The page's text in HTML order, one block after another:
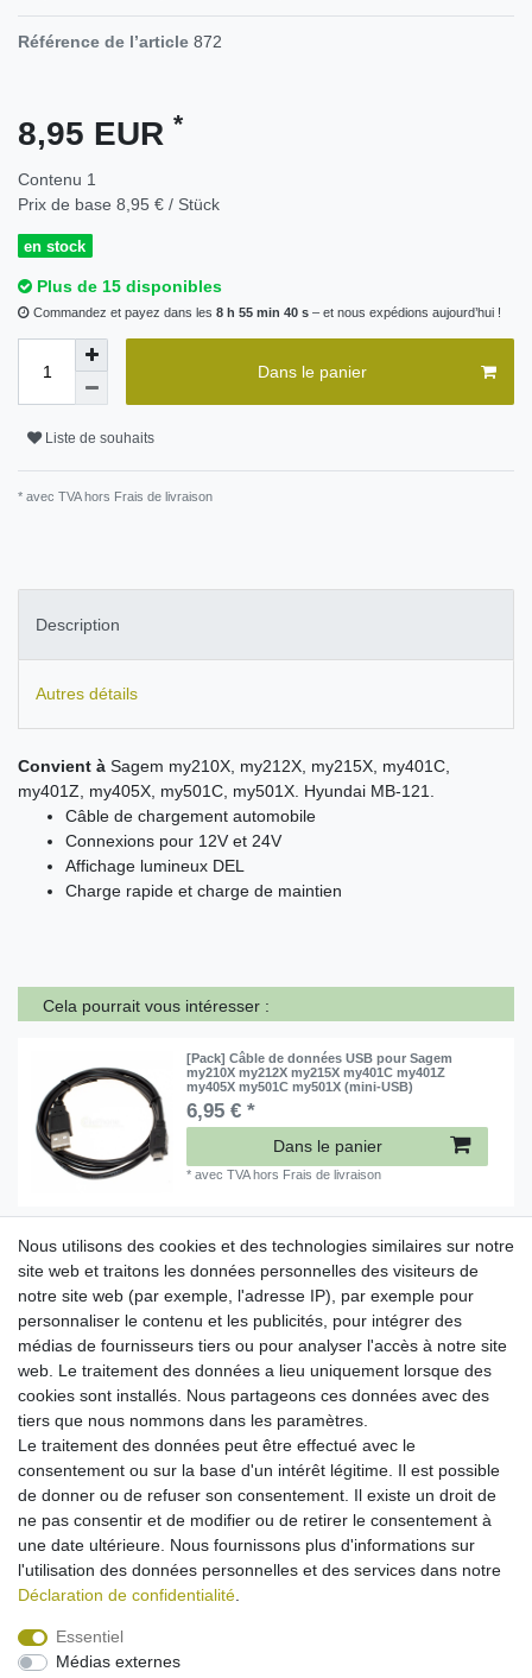
Référence de l’article 872
8,95 EUR *
Contenu 1
Prix de base 8,95 € / Stück
en stock
Plus de 15 disponibles
Commandez et payez dans les 8 h 55 min 40 s – et nous expédions aujourd’hui !
Dans le panier
Liste de souhaits
* avec TVA hors Frais de livraison
Description
Autres détails
Convient à Sagem my210X, my212X, my215X, my401C,
my401Z, my405X, my501C, my501X. Hyundai MB-121.
Câble de chargement automobile
Connexions pour 12V et 24V
Affichage lumineux DEL
Charge rapide et charge de maintien
Cela pourrait vous intéresser :
[Pack] Câble de données USB pour Sagem
my210X my212X my215X my401C my401Z
my405X my501C my501X (mini-USB)
6,95 € *
Dans le panier
*avec TVAhors Frais de livraison
Chargeur secteur pour Sagem my210X my212X
my215X my401C my401Z my405X my501C
my501X (mini-USB)
13,95 € *
Dans le panier
avec TVA horsFrais de livraison
Chargeur Voiture (Bobine de câble) pour Sagem
my210X my212X my215X my401C my401Z
Dans le panier
*avec TVAhorsFrais de livraison
Mentions légales
Nous utilisons des cookies et des technologies similaires sur notre
site web et traitons les données personnelles des visiteurs de
notre site web (par exemple, l'adresse IP), par exemple pour
personnaliser le contenu et les publicités, pour intégrer des
médias de fournisseurs tiers ou pour analyser l'accès à notre site
web. Le traitement des données a lieu uniquement lorsque des
cookies sont installés. Nous partageons ces données avec des
tiers que nous nommons dans les paramètres.
Le traitement des données peut être effectué avec le
consentement ou sur la base d'un intérêt légitime. Il est possible
de donner ou de refuser son consentement. Il existe un droit de
ne pas consentir et de modifier ou de retirer le consentement à
une date ultérieure. Nous fournissons plus d'informations sur
l'utilisation des données personnelles et des services dans notre
Déclaration de confidentialité
Essentiel
Médias externes